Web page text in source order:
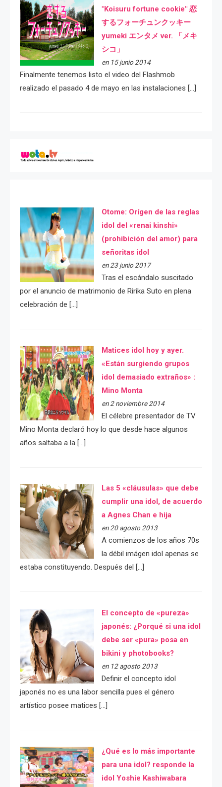
"Koisuru fortune cookie" 恋
するフォーチュンクッキー
yumeki エンタメ ver. 「メキ
シコ」
en 15 junio 2014
Finalmente tenemos listo el video del Flashmob
realizado el pasado 4 de mayo en las instalaciones […]
Otome: Orígen de las reglas
idol del «renai kinshi»
(prohibición del amor) para
señoritas idol
en 23 junio 2017
Tras el escándalo suscitado
por el anuncio de matrimonio de Ririka Suto en plena
celebración de […]
Matices idol hoy y ayer.
«Están surgiendo grupos
idol demasiado extraños» :
Mino Monta
en 2 noviembre 2014
El célebre presentador de TV
Mino Monta declaró hoy lo que desde hace algunos
años saltaba a la […]
Las 5 «cláusulas» que debe
cumplir una idol, de acuerdo
a Agnes Chan e hija
en 20 agosto 2013
A comienzos de los años 70s
la débil imágen idol apenas se
estaba constituyendo. Después del […]
El concepto de «pureza»
japonés: ¿Porqué si una idol
debe ser «pura» posa en
bikini y photobooks?
en 12 agosto 2013
Definir el concepto idol
japonés no es una labor sencilla pues el género
artístico posee matices […]
¿Qué es lo más importante
para una idol? responde la
idol Yoshie Kashiwabara